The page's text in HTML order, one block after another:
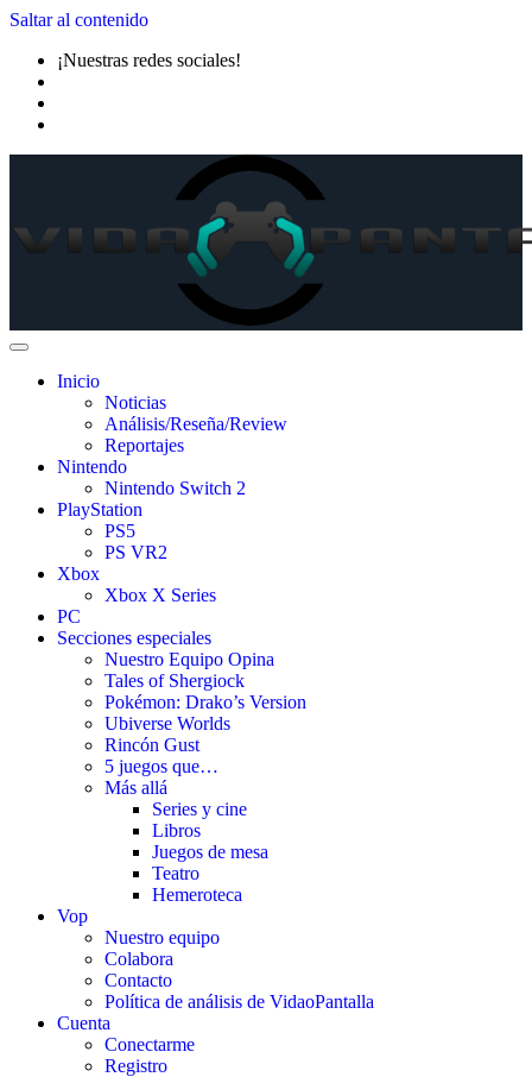
Saltar al contenido
¡Nuestras redes sociales!
Inicio
Noticias
Análisis/Reseña/Review
Reportajes
Nintendo
Nintendo Switch 2
PlayStation
PS5
PS VR2
Xbox
Xbox X Series
PC
Secciones especiales
Nuestro Equipo Opina
Tales of Shergiock
Pokémon: Drako’s Version
Ubiverse Worlds
Rincón Gust
5 juegos que…
Más allá
Series y cine
Libros
Juegos de mesa
Teatro
Hemeroteca
Vop
Nuestro equipo
Colabora
Contacto
Política de análisis de VidaoPantalla
Cuenta
Conectarme
Registro